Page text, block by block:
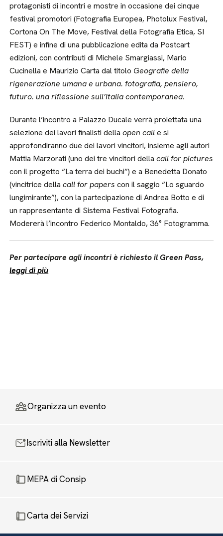
protagonisti di incontri e mostre in occasione dei cinque
festival promotori (Fotografia Europea, Photolux Festival,
Cortona On The Move, Festival della Fotografia Etica, SI
FEST) e infine di una pubblicazione edita da Postcart
edizioni, con contributi di Michele Smargiassi, Mario
Cucinella e Maurizio Carta dal titolo Geografie della
rigenerazione umana e urbana. fotografia, pensiero,
futuro. una riflessione sull’Italia contemporanea.
Durante l’incontro a Palazzo Ducale verrà proiettata una
selezione dei lavori finalisti dellaopen calle si
approfondiranno due dei lavori vincitori, insieme agli autori
Mattia Marzorati (uno dei tre vincitori dellacall for pictures
con il progetto “La terra dei buchi”) e a Benedetta Donato
(vincitrice dellacall for papers con il saggio “Lo sguardo
lungimirante”), con la partecipazione di Andrea Botto e di
un rappresentante di Sistema Festival Fotografia.
Modererà l’incontro Federico Montaldo, 36° Fotogramma.
Per partecipare agli incontri è richiesto il Green Pass,
leggi di più
Organizza un evento
Iscriviti alla Newsletter
MEPA di Consip
Carta dei Servizi